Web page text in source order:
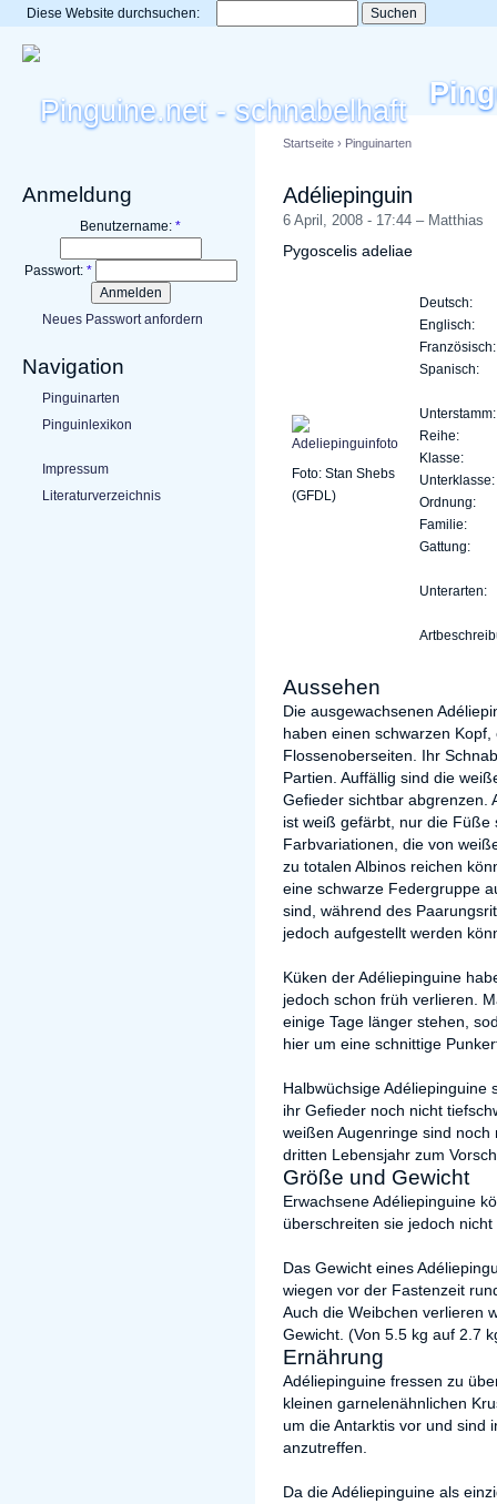
Diese Website durchsuchen:
Anmeldung
Benutzername: *
Passwort: *
Neues Passwort anfordern
Navigation
Pinguinarten
Pinguinlexikon
Impressum
Literaturverzeichnis
Startseite › Pinguinarten
Adéliepinguin
6 April, 2008 - 17:44 – Matthias
Pygoscelis adeliae
Foto: Stan Shebs
(GFDL)
Deutsch:
Englisch:
Französisch:
Spanisch:
Unterstamm:
Reihe:
Klasse:
Unterklasse:
Ordnung:
Familie:
Gattung:
Unterarten:
Aussehen
Die ausgewachsenen
haben einen schwarzen
Flossenoberseiten. Ihr
Partien. Auffällig sind die
Gefieder sichtbar abgrenzen.
ist weiß gefärbt, nur die Füße
Farbvariationen, die von
zu totalen Albinos reichen
eine schwarze Federgruppe
sind, während des
jedoch aufgestellt werden
Küken der Adéliepinguine
jedoch schon früh verlieren.
einige Tage länger stehen,
hier um eine schnittige
Halbwüchsige Adéliepinguine
ihr Gefieder noch nicht
weißen Augenringe sind
dritten Lebensjahr zum
Größe und Gewicht
Erwachsene Adéliepinguine
überschreiten sie jedoch
Das Gewicht eines
wiegen vor der Fastenzeit
Auch die Weibchen verlieren
Gewicht. (Von 5.5 kg auf 2.7
Ernährung
Adéliepinguine fressen zu
kleinen garnelenähnlichen
um die Antarktis vor und sind
anzutreffen.
Da die Adéliepinguine als